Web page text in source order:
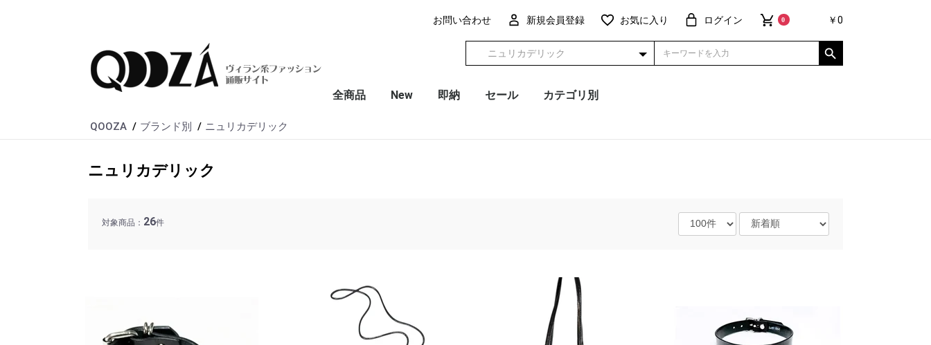
お問い合わせ 新規会員登録 お気に入り ログイン 0 ￥0
全商品 New 即納 セール カテゴリ別
QOOZA ブランド別 ニュリカデリック
ニュリカデリック
対象商品： 26件